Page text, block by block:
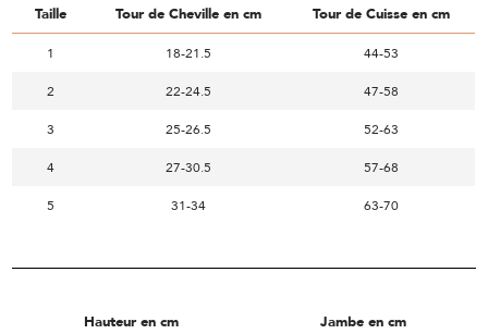
Taille Tour de Cheville en cm Tour de Cuisse en cm
1 18-21.5
44-53
2
22-24.5
47-58
3
25-26.5
52-63
4
27-30.5
57-68
5
31-34 63-70
Hauteur en cm Jambe en cm